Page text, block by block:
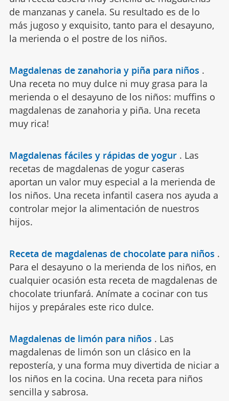
de manzanas y canela. Su resultado es de lo
más jugoso y exquisito, tanto para el desayuno,
la merienda o el postre de los niños.
Magdalenas de zanahoria y piña para niños .
Una receta no muy dulce ni muy grasa para la
merienda o el desayuno de los niños: muffins o
magdalenas de zanahoria y piña. Una receta
muy rica!
Magdalenas fáciles y rápidas de yogur . Las
recetas de magdalenas de yogur caseras
aportan un valor muy especial a la merienda de
los niños. Una receta infantil casera nos ayuda a
controlar mejor la alimentación de nuestros
hijos.
Receta de magdalenas de chocolate para niños .
Para el desayuno o la merienda de los niños, en
cualquier ocasión esta receta de magdalenas de
chocolate triunfará. Anímate a cocinar con tus
hijos y prepárales este rico dulce.
Magdalenas de limón para niños . Las
magdalenas de limón son un clásico en la
repostería, y una forma muy divertida de niciar a
los niños en la cocina. Una receta para niños
sencilla y sabrosa.